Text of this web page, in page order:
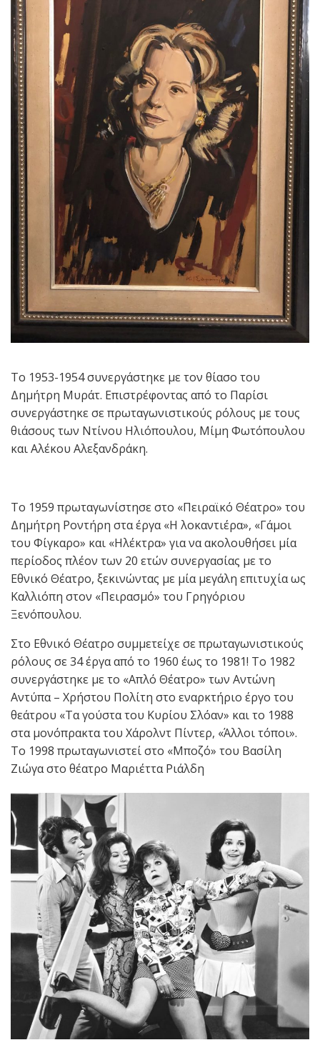
Το 1953-1954 συνεργάστηκε με τον θίασο του
Δημήτρη Μυράτ. Επιστρέφοντας από το Παρίσι
συνεργάστηκε σε πρωταγωνιστικούς ρόλους με τους
θιάσους των Ντίνου Ηλιόπουλου, Μίμη Φωτόπουλου
και Αλέκου Αλεξανδράκη.
Το 1959 πρωταγωνίστησε στο «Πειραϊκό Θέατρο» του
Δημήτρη Ροντήρη στα έργα «Η λοκαντιέρα», «Γάμοι
του Φίγκαρο» και «Ηλέκτρα» για να ακολουθήσει μία
περίοδος πλέον των 20 ετών συνεργασίας με το
Εθνικό Θέατρο, ξεκινώντας με μία μεγάλη επιτυχία ως
Καλλιόπη στον «Πειρασμό» του Γρηγόριου
Ξενόπουλου.
Στο Εθνικό Θέατρο συμμετείχε σε πρωταγωνιστικούς
ρόλους σε 34 έργα από το 1960 έως το 1981! Το 1982
συνεργάστηκε με το «Απλό Θέατρο» των Αντώνη
Αντύπα – Χρήστου Πολίτη στο εναρκτήριο έργο του
θεάτρου «Τα γούστα του Κυρίου Σλόαν» και το 1988
στα μονόπρακτα του Χάρολντ Πίντερ, «Άλλοι τόποι».
Το 1998 πρωταγωνιστεί στο «Μποζό» του Βασίλη
Ζιώγα στο θέατρο Μαριέττα Ριάλδη